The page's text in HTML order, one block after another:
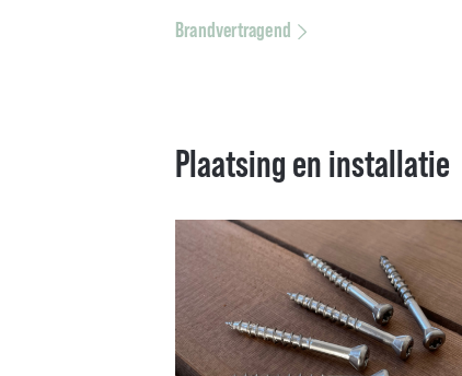
Brandvertragend
Plaatsing en installatie